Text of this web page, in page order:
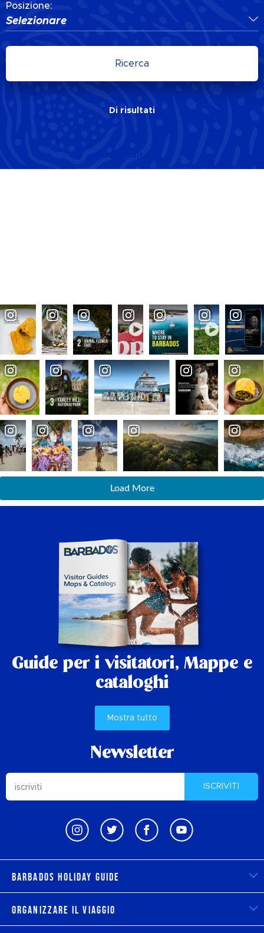
Posizione:
Selezionare
Ricerca
Di risultati
Load More
Guide per i visitatori, Mappe e
cataloghi
Mostra tutto
Newsletter
ISCRIVITI
Barbados Holiday Guide
Organizzare il viaggio